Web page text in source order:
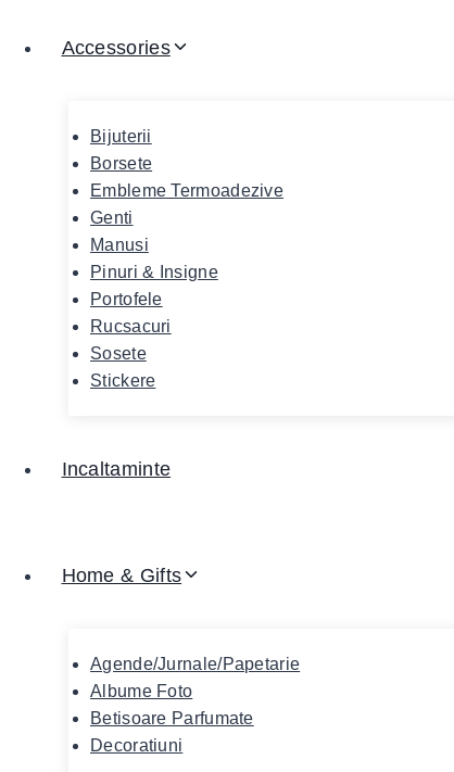
Accessories
Bijuterii
Borsete
Embleme Termoadezive
Genti
Manusi
Pinuri & Insigne
Portofele
Rucsacuri
Sosete
Stickere
Incaltaminte
Home & Gifts
Agende/Jurnale/Papetarie
Albume Foto
Betisoare Parfumate
Decoratiuni